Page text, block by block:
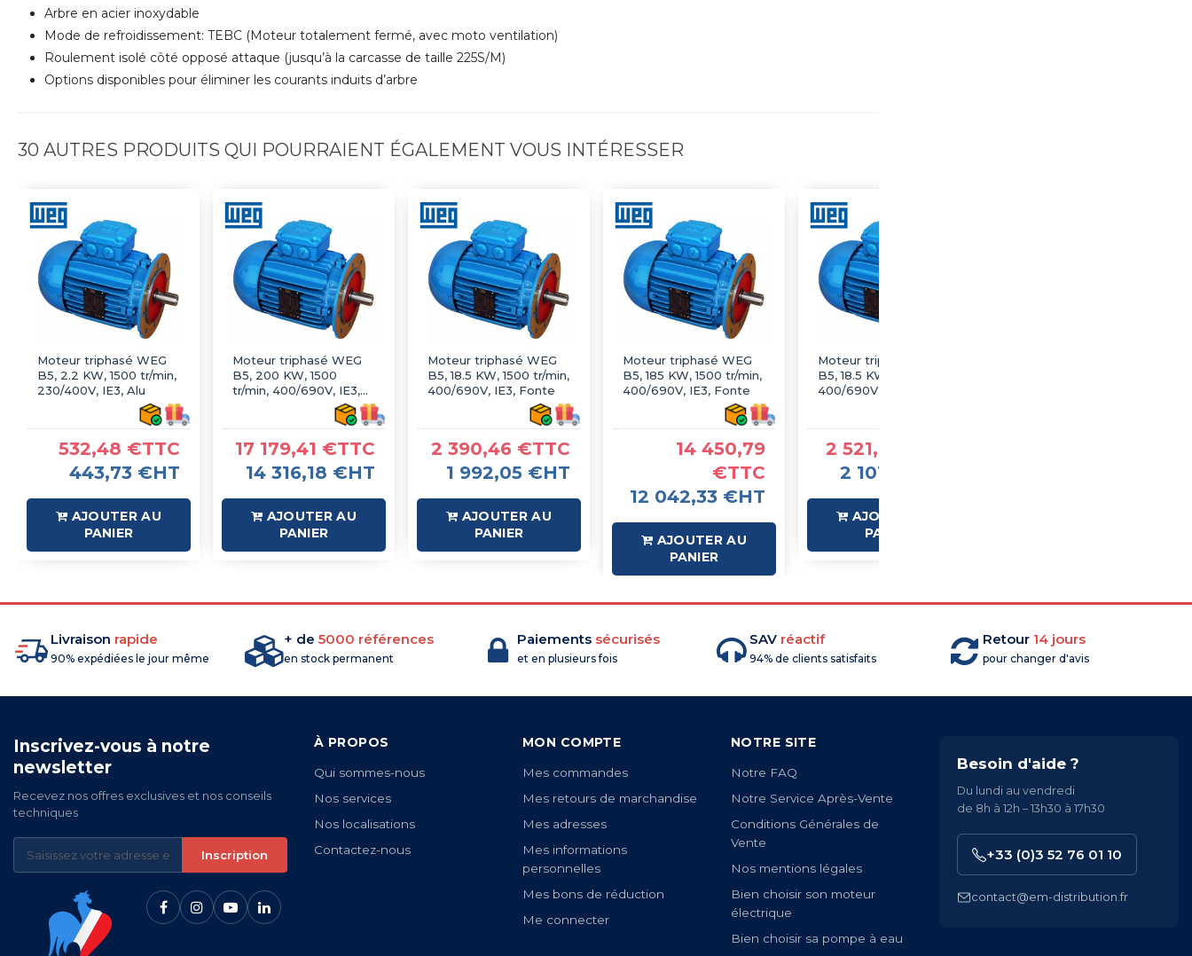
Arbre en acier inoxydable
Mode de refroidissement: TEBC (Moteur totalement fermé, avec moto ventilation)
Roulement isolé côté opposé attaque (jusqu’à la carcasse de taille 225S/M)
Options disponibles pour éliminer les courants induits d’arbre
30 AUTRES PRODUITS QUI POURRAIENT ÉGALEMENT VOUS INTÉRESSER
Moteur triphasé WEG
B5, 2.2 KW, 1500 tr/min,
230/400V, IE3, Alu
532,48 €TTC
443,73 €HT
AJOUTER AU
PANIER
Moteur triphasé WEG
B5, 200 KW, 1500
tr/min, 400/690V, IE3,
17 179,41 €TTC
14 316,18 €HT
AJOUTER AU
PANIER
Moteur triphasé WEG
B5, 18.5 KW, 1500 tr/min,
400/690V, IE3, Fonte
2 390,46 €TTC
1 992,05 €HT
AJOUTER AU
PANIER
Moteur triphasé WEG
B5, 185 KW, 1500 tr/min,
400/690V, IE3, Fonte
14 450,79
€TTC
12 042,33 €HT
AJOUTER AU
PANIER
Moteur triphasé WEG
B5, 18.5 KW, 1500 tr/min,
400/690V, IE3, Alu
2 521,87 €TTC
2 101,56 €HT
AJOUTER AU
PANIER
Livraison rapide
90% expédiées le jour même
+ de 5000 références
en stock permanent
Paiements sécurisés
et en plusieurs fois
SAV réactif
94% de clients satisfaits
Retour 14 jours
pour changer d'avis
Inscrivez-vous à notre
newsletter
Recevez nos offres exclusives et nos conseils
techniques
Inscription
À PROPOS
Qui sommes-nous
Nos services
Nos localisations
Contactez-nous
MON COMPTE
Mes commandes
Mes retours de marchandise
Mes adresses
Mes informations
personnelles
Mes bons de réduction
Me connecter
NOTRE SITE
Notre FAQ
Notre Service Après-Vente
Conditions Générales de
Vente
Nos mentions légales
Bien choisir son moteur
électrique
Bien choisir sa pompe à eau
Besoin d'aide ?
Du lundi au vendredi
de 8h à 12h – 13h30 à 17h30
+33 (0)3 52 76 01 10
contact@em-distribution.fr